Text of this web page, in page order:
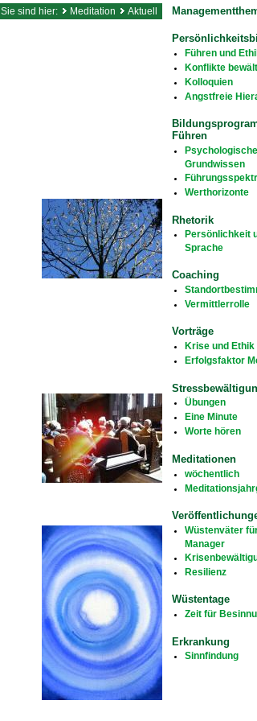
Sie sind hier: Meditation Aktuell
Führen und
Konflikte
Kolloquien
Angstfreie
Führen
Grundwissen
Werthorizonte
Rhetorik
Persönlichkeit
Sprache
Coaching
Vermittlerrolle
Vorträge
Krise und Ethik
Erfolgsfaktor
Übungen
Eine Minute
Worte hören
Meditationen
wöchentlich
Wüstenväter
Manager
Resilienz
Wüstentage
Zeit für
Erkrankung
Sinnfindung